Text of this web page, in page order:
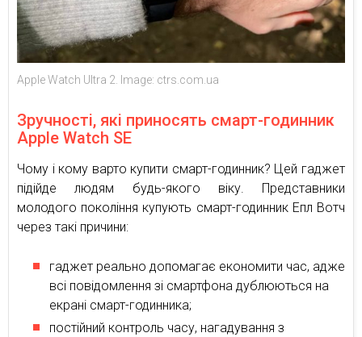
Apple Watch Ultra 2. Image: ctrs.com.ua
Зручності, які приносять смарт-годинник
Apple Watch SE
Чому і кому варто купити смарт-годинник? Цей гаджет
підійде людям будь-якого віку. Представники
молодого покоління купують смарт-годинник Епл Вотч
через такі причини:
гаджет реально допомагає економити час, адже
всі повідомлення зі смартфона дублюються на
екрані смарт-годинника;
постійний контроль часу, нагадування з